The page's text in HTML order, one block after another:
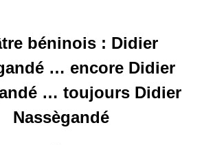
béninois : Didier
… encore Didier
… toujours Didier
Nassègandé